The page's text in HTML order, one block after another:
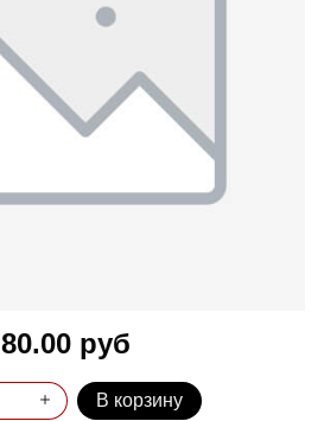
80.00 руб
В корзину